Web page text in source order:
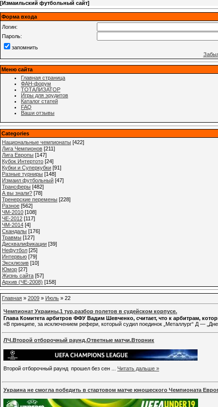
[Измаильский футбольный сайт]
Форма входа
Логин:
Пароль:
запомнить
Меню сайта
Главная страница
ФАН-форум
ТОТАЛИЗАТОР
Игры для эрудитов
Каталог статей
FAQ
Ваши отзывы
Categories
Национальные чемпионаты [422]
Лига Чемпионов [211]
Лига Европы [147]
Кубок Интертото [24]
Кубки и Суперкубки [91]
Разные турниры [148]
Измаил футбольный [47]
Трансферы [482]
А вы знали? [78]
Тренерские перемены [228]
Разное [562]
ЧМ-2010 [108]
ЧЕ-2012 [117]
ЧМ-2014 [4]
Cкандалы [176]
Травмы [127]
Дисквалификации [39]
Нефутбол [25]
Интервью [79]
Эксклюзив [10]
Юмор [27]
Жизнь сайта [57]
Архив (ЧЕ-2008) [158]
Главная » 2009 » Июль » 22
Чемпионат Украины,1 тур,разбор полетов в судейском корпусе.
Глава Комитета арбитров ФФУ Вадим Шевченко, считает, что к арбитрам,
«В принципе, за исключением рефери, который судил поединок „Металлург“ Д —
ЛЧ.Второй отборочный раунд.Ответные матчи.Вторник
Второй отборочный раунд прошел без сен Читать дальше »
Украина не смогла победить в стартовом матче юношеского Чемпионата